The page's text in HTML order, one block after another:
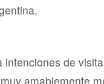
de
amablemente